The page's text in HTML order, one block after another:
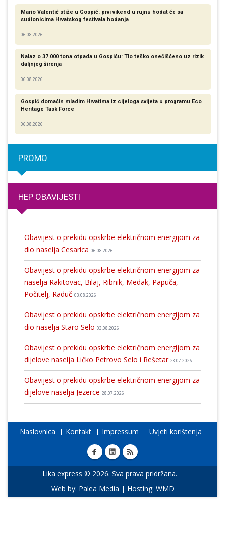
Mario Valentić stiže u Gospić: prvi vikend u rujnu hodat će sa
sudionicima Hrvatskog festivala hodanja
06.08.2026
Nalaz o 37.000 tona otpada u Gospiću: Tlo teško onečišćeno uz rizik
daljnjeg širenja
06.08.2026
Gospić domaćin mladim Hrvatima iz cijeloga svijeta u programu Eco
Heritage Task Force
06.08.2026
PROMO
HEP OBAVIJESTI
Obavijest o prekidu opskrbe električnom energijom za
dio naselja Cesarica 06.08.2026
Obavijest o prekidu opskrbe električnom energijom za
naselja Rakitovac, Bilaj, Ribnik, Medak, Papuča,
Počitelj, Raduč 03.08.2026
Obavijest o prekidu opskrbe električnom energijom za
dio naselja Staro Selo 03.08.2026
Obavijest o prekidu opskrbe električnom energijom za
dijelove naselja Ličko Petrovo Selo i Rešetar 28.07.2026
Obavijest o prekidu opskrbe električnom energijom za
dijelove naselja Jezerce 28.07.2026
Naslovnica Kontakt Impressum Uvjeti korištenja
Lika express © 2026. Sva prava pridržana.
Web by: Palea Media | Hosting: WMD